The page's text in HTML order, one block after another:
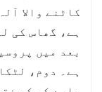
کاٹنے والا
ہے، گھاس کی
بعد میں
ہے۔ دوم،